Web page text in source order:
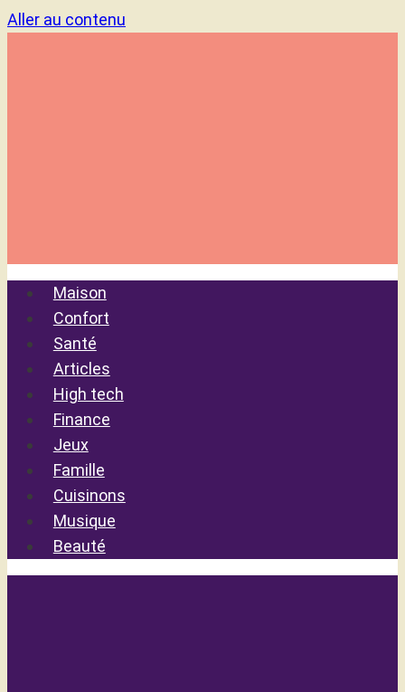
Aller au contenu
Maison
Confort
Santé
Articles
High tech
Finance
Jeux
Famille
Cuisinons
Musique
Beauté